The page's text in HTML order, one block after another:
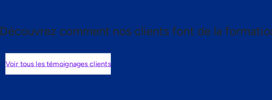
Découvrez comment nos clients font de la
Voir tous les témoignages clients